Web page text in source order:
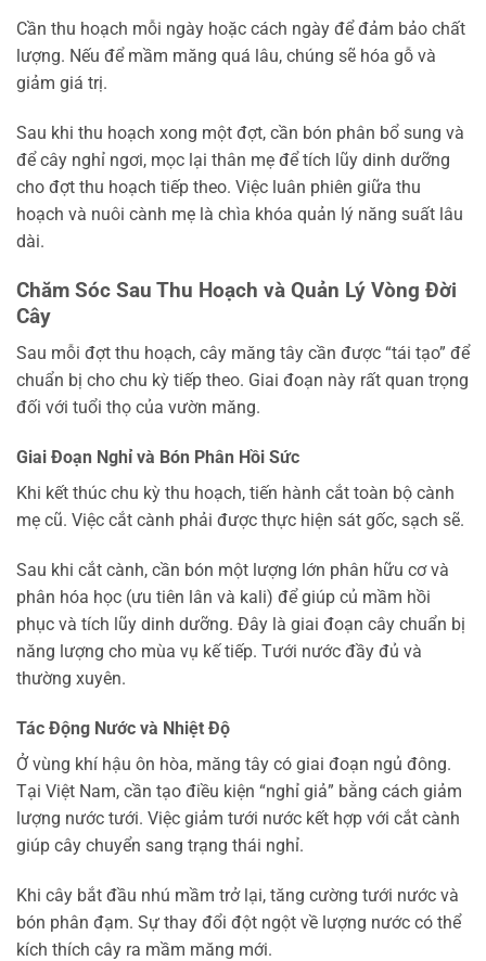
Cần thu hoạch mỗi ngày hoặc cách ngày để đảm bảo chất
lượng. Nếu để mầm măng quá lâu, chúng sẽ hóa gỗ và
giảm giá trị.
Sau khi thu hoạch xong một đợt, cần bón phân bổ sung và
để cây nghỉ ngơi, mọc lại thân mẹ để tích lũy dinh dưỡng
cho đợt thu hoạch tiếp theo. Việc luân phiên giữa thu
hoạch và nuôi cành mẹ là chìa khóa quản lý năng suất lâu
dài.
Chăm Sóc Sau Thu Hoạch và Quản Lý Vòng Đời
Cây
Sau mỗi đợt thu hoạch, cây măng tây cần được “tái tạo” để
chuẩn bị cho chu kỳ tiếp theo. Giai đoạn này rất quan trọng
đối với tuổi thọ của vườn măng.
Giai Đoạn Nghỉ và Bón Phân Hồi Sức
Khi kết thúc chu kỳ thu hoạch, tiến hành cắt toàn bộ cành
mẹ cũ. Việc cắt cành phải được thực hiện sát gốc, sạch sẽ.
Sau khi cắt cành, cần bón một lượng lớn phân hữu cơ và
phân hóa học (ưu tiên lân và kali) để giúp củ mầm hồi
phục và tích lũy dinh dưỡng. Đây là giai đoạn cây chuẩn bị
năng lượng cho mùa vụ kế tiếp. Tưới nước đầy đủ và
thường xuyên.
Tác Động Nước và Nhiệt Độ
Ở vùng khí hậu ôn hòa, măng tây có giai đoạn ngủ đông.
Tại Việt Nam, cần tạo điều kiện “nghỉ giả” bằng cách giảm
lượng nước tưới. Việc giảm tưới nước kết hợp với cắt cành
giúp cây chuyển sang trạng thái nghỉ.
Khi cây bắt đầu nhú mầm trở lại, tăng cường tưới nước và
bón phân đạm. Sự thay đổi đột ngột về lượng nước có thể
kích thích cây ra mầm măng mới.